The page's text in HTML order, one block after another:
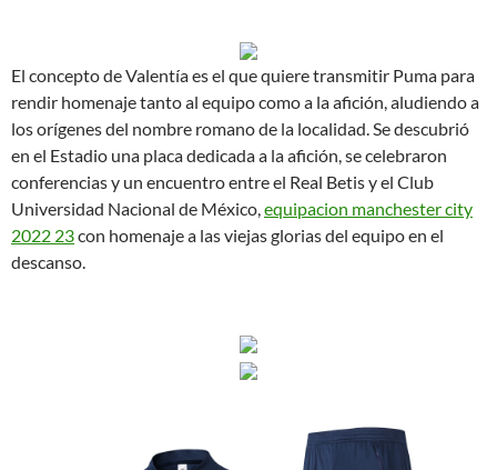
El concepto de Valentía es el que quiere transmitir Puma para
rendir homenaje tanto al equipo como a la afición, aludiendo a
los orígenes del nombre romano de la localidad. Se descubrió
en el Estadio una placa dedicada a la afición, se celebraron
conferencias y un encuentro entre el Real Betis y el Club
Universidad Nacional de México,equipacion manchester city
2022 23con homenaje a las viejas glorias del equipo en el
descanso.